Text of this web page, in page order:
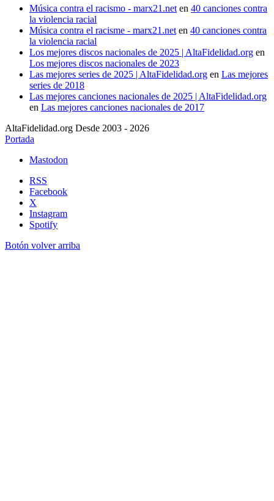
Música contra el racismo - marx21.neten 40 canciones contra
la violencia racial
Música contra el racisme - marx21.neten 40 canciones contra
la violencia racial
Los mejores discos nacionales de 2025 | AltaFidelidad.org en
Los mejores discos nacionales de 2023
Las mejores series de 2025 | AltaFidelidad.org en Las mejores
series de 2018
Las mejores canciones nacionales de 2025 | AltaFidelidad.org
en Las mejores canciones nacionales de 2017
AltaFidelidad.org Desde 2003 - 2026
Portada
Mastodon
RSS
Facebook
X
Instagram
Spotify
Botón volver arriba